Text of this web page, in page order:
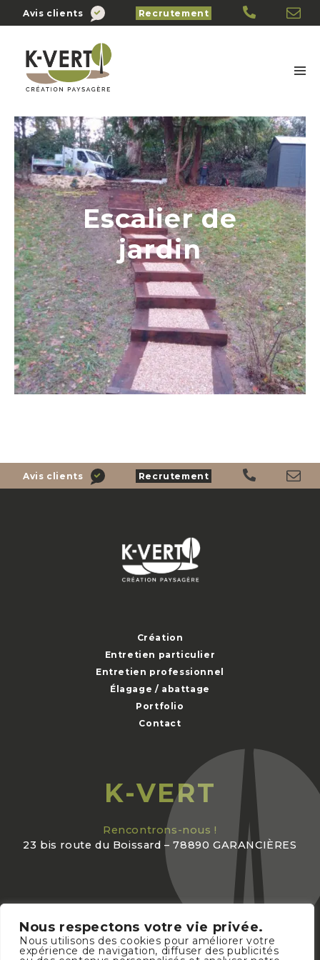
Nous respectons votre vie privée.
Nous utilisons des cookies pour améliorer votre
expérience de navigation, diffuser des publicités
Avis clients Recrutement
Escalier de
jardin
Avis clients Recrutement
Création
Entretien particulier
Entretien professionnel
Élagage / abattage
Portfolio
Contact
K-VERT
Rencontrons-nous !
23 bis route du Boissard – 78890 GARANCIÈRES